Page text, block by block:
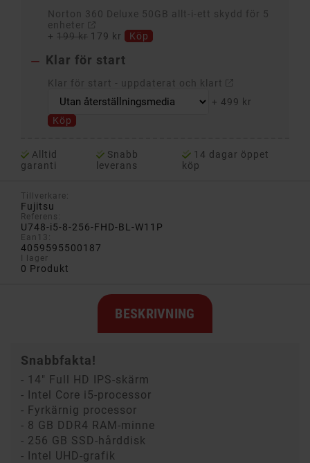
Norton 360 Deluxe 50GB allt-i-ett skydd för 5
enheter
+199 kr 179 kr Köp
 Klar för start
Klar för start - uppdaterat och klart
+ 499 kr
Köp
Alltid
garanti
Snabb
leverans
14 dagar öppet
köp
Tillverkare:
Fujitsu
Referens:
U748-i5-8-256-FHD-BL-W11P
Ean13:
4059595500187
I lager
0 Produkt
BESKRIVNING
Snabbfakta!
- 14" Full HD IPS-skärm
- Intel Core i5-processor
- Fyrkärnig processor
- 8 GB DDR4 RAM-minne
- 256 GB SSD-hårddisk
- Intel UHD-grafik